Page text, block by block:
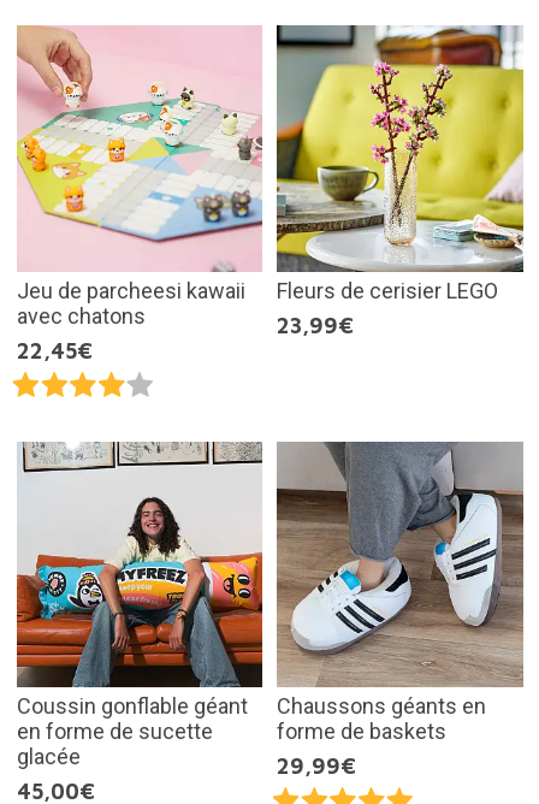
Jeu de parcheesi kawaii
avec chatons
22,45€
Fleurs de cerisier LEGO
23,99€
Coussin gonflable géant
en forme de sucette
glacée
45,00€
Chaussons géants en
forme de baskets
29,99€